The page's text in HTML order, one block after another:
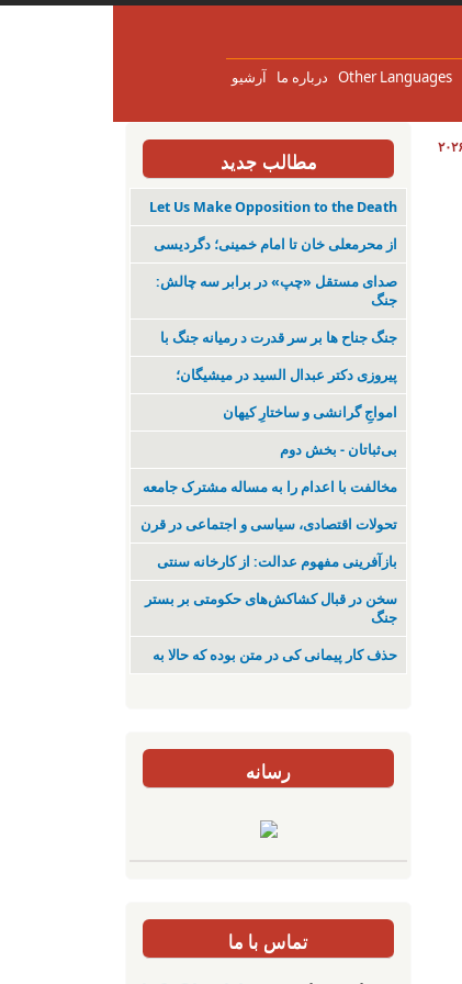
Other Languages درباره ما آرشیو
مطالب جدید
Let Us Make Opposition to the Death
از محرمعلی خان تا امام خمینی؛ دگردیسی
صدای مستقل «چپ» در برابر سه چالش:
جنگ
جنگ جناح ها بر سر قدرت د رمیانە جنگ با
پیروزی دکتر عبدال السید در میشیگان؛
‌امواجِ گرانشی و ساختارِ کیهان
بی‌ثباتان - بخش دوم
مخالفت با اعدام را به مساله مشترک جامعه
تحولات اقتصادی، سیاسی و اجتماعی در قرن
بازآفرینی مفهوم عدالت: از کارخانه سنتی
سخن در قبال کشاکش‌های حکومتی بر بستر
جنگ
حذف کار پیمانی کی در متن بودە کە حالا بە
رسانه
تماس با ما